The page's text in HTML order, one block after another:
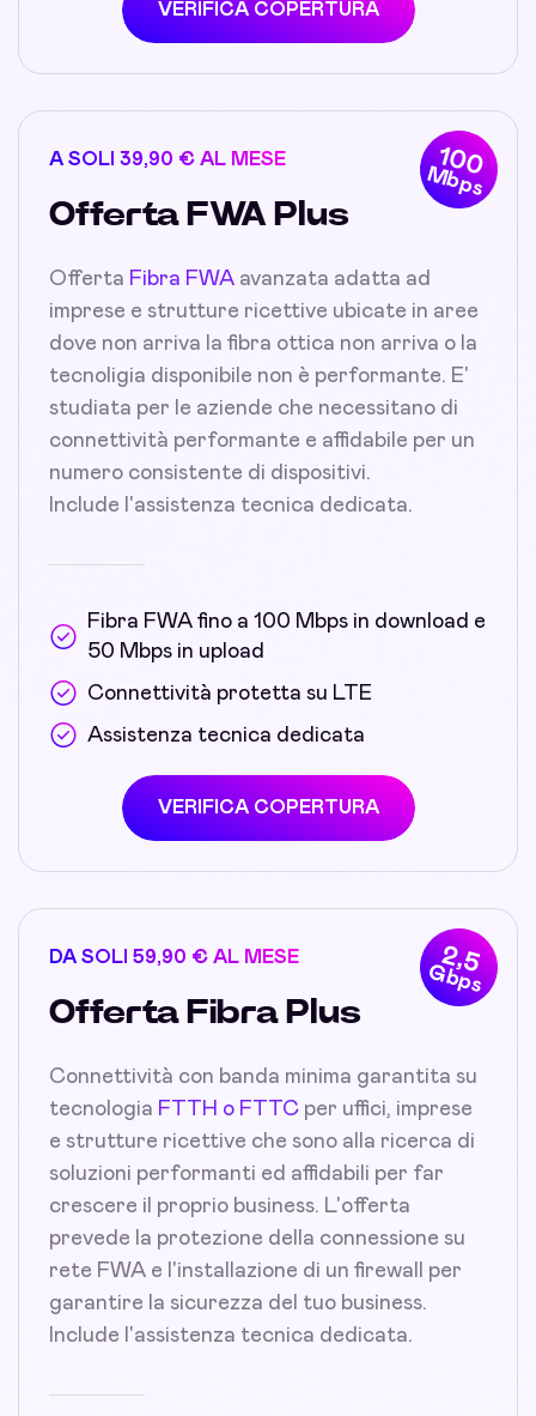
VERIFICA COPERTURA
100
Mbps
A SOLI 39,90 € AL MESE
Offerta FWA Plus
Offerta Fibra FWA avanzata adatta ad
imprese e strutture ricettive ubicate in aree
dove non arriva la fibra ottica non arriva o la
tecnoligia disponibile non è performante. E'
studiata per le aziende che necessitano di
connettività performante e affidabile per un
numero consistente di dispositivi.
Include l'assistenza tecnica dedicata.
Fibra FWA fino a 100 Mbps in download e
50 Mbps in upload
Connettività protetta su LTE
Assistenza tecnica dedicata
VERIFICA COPERTURA
2,5
Gbps
DA SOLI 59,90 € AL MESE
Offerta Fibra Plus
Connettività con banda minima garantita su
tecnologia FTTH o FTTC per uffici, imprese
e strutture ricettive che sono alla ricerca di
soluzioni performanti ed affidabili per far
crescere il proprio business. L'offerta
prevede la protezione della connessione su
rete FWA e l'installazione di un firewall per
garantire la sicurezza del tuo business.
Include l'assistenza tecnica dedicata.